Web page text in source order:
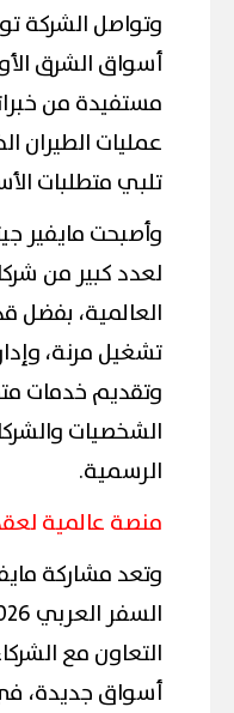
وتواصل الشركة
أسواق الشرق
مستفيدة من
عمليات الطيران
تلبي متطلبات
وأصبحت مايفير
لعدد كبير من
العالمية، بفضل
تشغيل مرنة،
وتقديم خدمات
الشخصيات
الرسمية.
منصة عالمية
وتعد مشاركة
التعاون مع
أسواق جديدة،